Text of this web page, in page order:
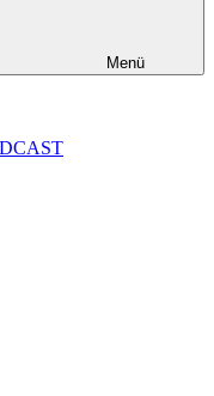
Menü